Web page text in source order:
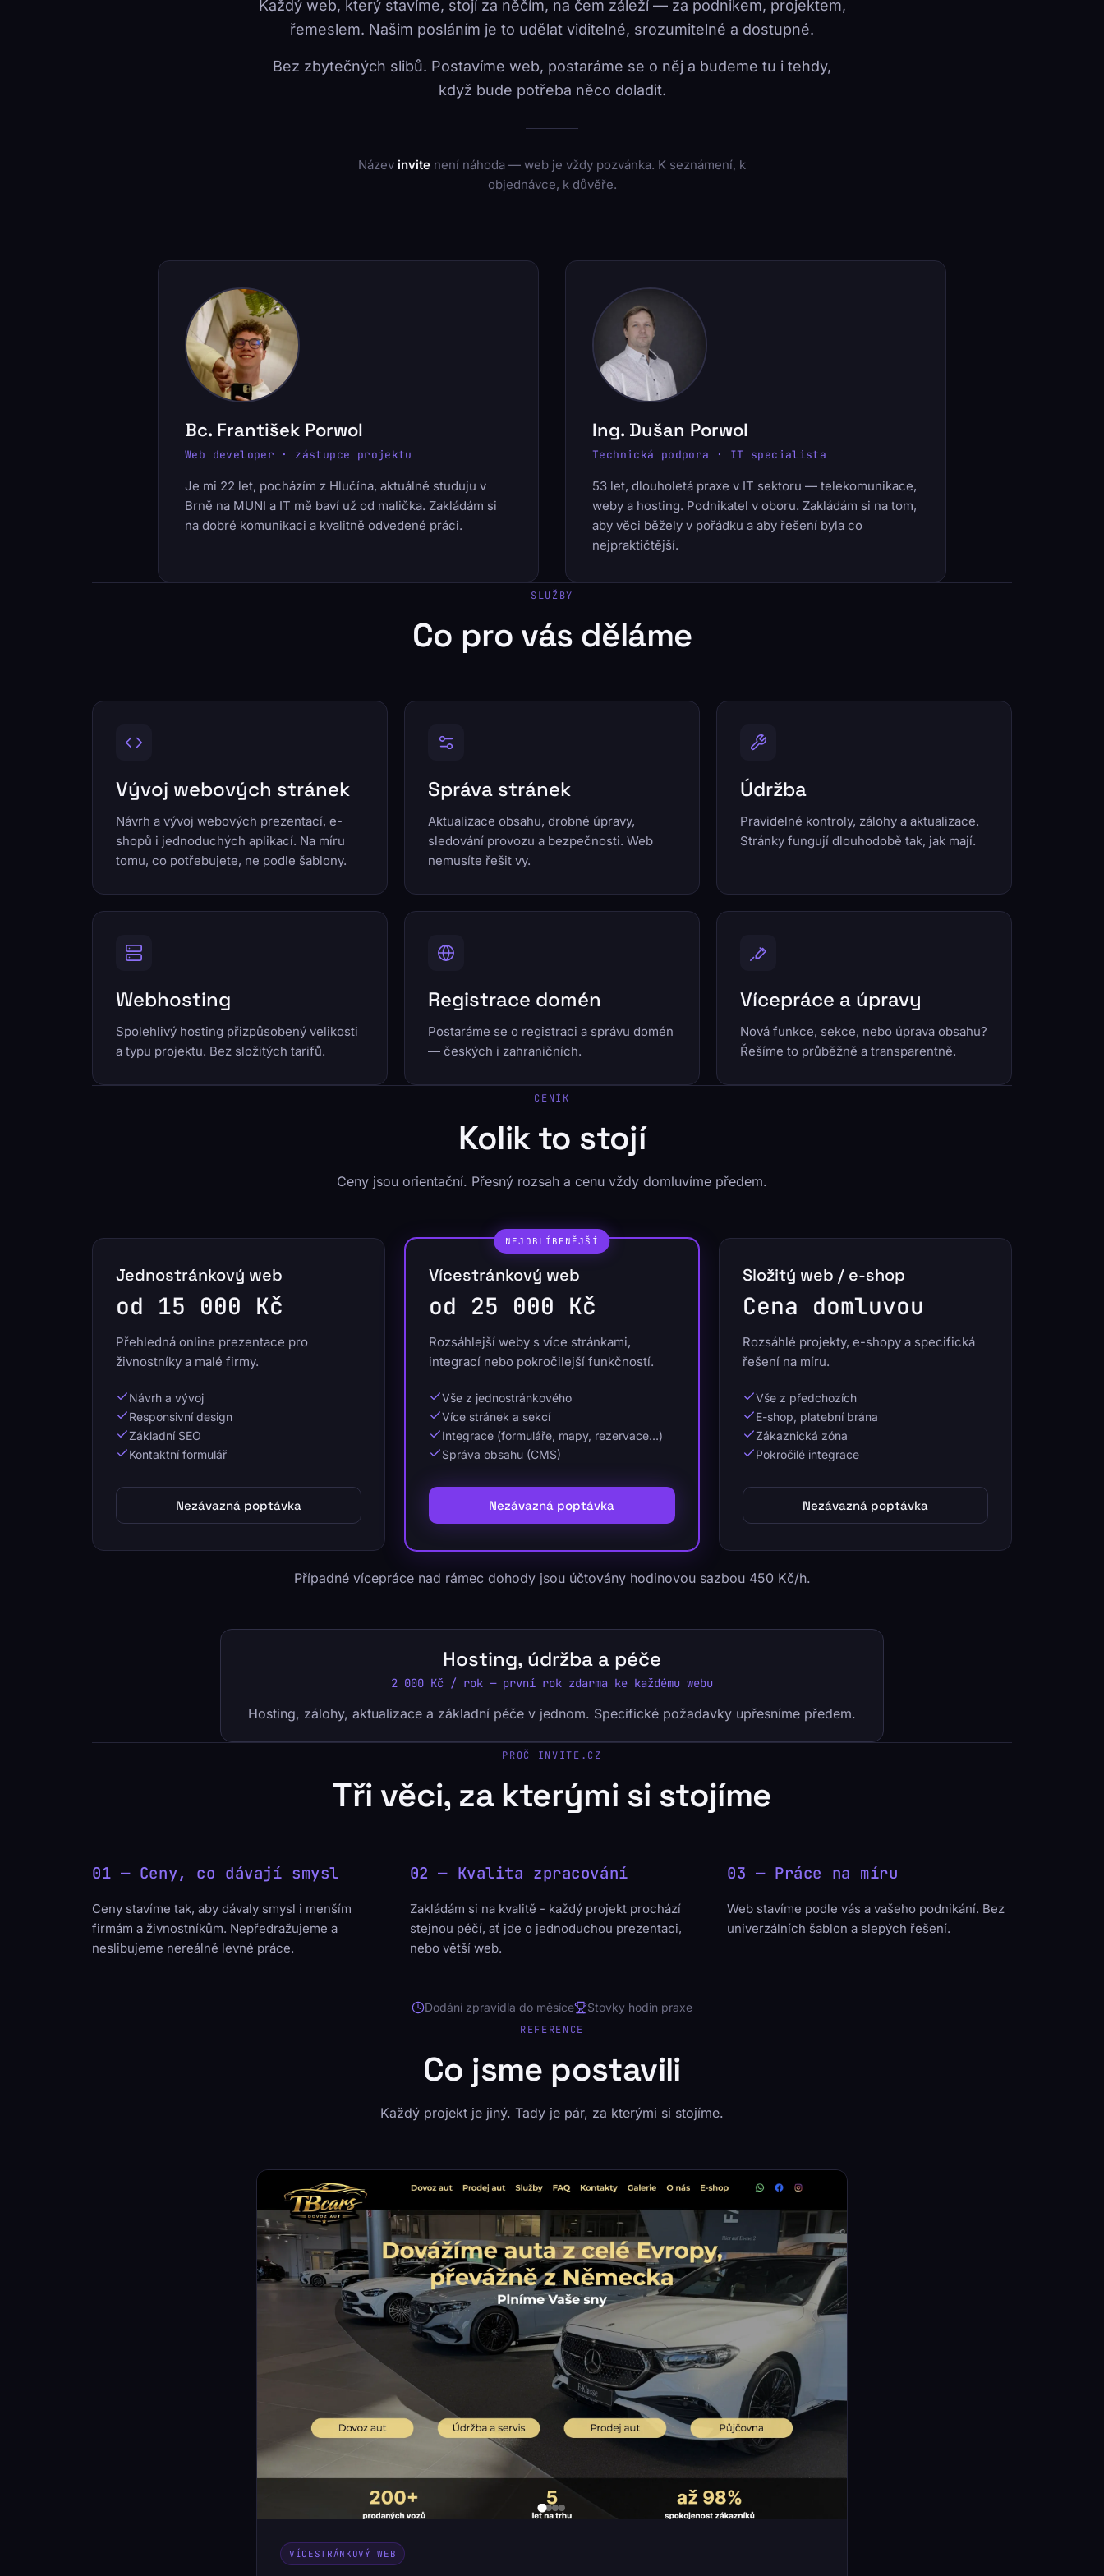
Každý web, který stavíme, stojí za něčím, na čem záleží — za podnikem, projektem,
řemeslem. Našim posláním je to udělat viditelné, srozumitelné a dostupné.
Bez zbytečných slibů. Postavíme web, postaráme se o něj a budeme tu i tehdy,
když bude potřeba něco doladit.
Název invite není náhoda — web je vždy pozvánka. K seznámení, k
objednávce, k důvěře.
Bc. František Porwol
Web developer · zástupce projektu
Je mi 22 let, pocházím z Hlučína, aktuálně studuju v
Brně na MUNI a IT mě baví už od malička. Zakládám si
na dobré komunikaci a kvalitně odvedené práci.
Ing. Dušan Porwol
Technická podpora · IT specialista
53 let, dlouholetá praxe v IT sektoru — telekomunikace,
weby a hosting. Podnikatel v oboru. Zakládám si na tom,
aby věci běžely v pořádku a aby řešení byla co
nejpraktičtější.
SLUŽBY
Co pro vás děláme
Vývoj webových stránek
Návrh a vývoj webových prezentací, e-
shopů i jednoduchých aplikací. Na míru
tomu, co potřebujete, ne podle šablony.
Správa stránek
Aktualizace obsahu, drobné úpravy,
sledování provozu a bezpečnosti. Web
nemusíte řešit vy.
Údržba
Pravidelné kontroly, zálohy a aktualizace.
Stránky fungují dlouhodobě tak, jak mají.
Webhosting
Spolehlivý hosting přizpůsobený velikosti
a typu projektu. Bez složitých tarifů.
Registrace domén
Postaráme se o registraci a správu domén
— českých i zahraničních.
Vícepráce a úpravy
Nová funkce, sekce, nebo úprava obsahu?
Řešíme to průběžně a transparentně.
CENÍK
Kolik to stojí
Ceny jsou orientační. Přesný rozsah a cenu vždy domluvíme předem.
Jednostránkový web
od 15 000 Kč
Přehledná online prezentace pro
živnostníky a malé firmy.
Návrh a vývoj
Responsivní design
Základní SEO
Kontaktní formulář
Nezávazná poptávka
NEJOBLÍBENĚJŠÍ
Vícestránkový web
od 25 000 Kč
Rozsáhlejší weby s více stránkami,
integrací nebo pokročilejší funkčností.
Vše z jednostránkového
Více stránek a sekcí
Integrace (formuláře, mapy, rezervace…)
Správa obsahu (CMS)
Nezávazná poptávka
Složitý web / e-shop
Cena domluvou
Rozsáhlé projekty, e-shopy a specifická
řešení na míru.
Vše z předchozích
E-shop, platební brána
Zákaznická zóna
Pokročilé integrace
Nezávazná poptávka
Případné vícepráce nad rámec dohody jsou účtovány hodinovou sazbou 450 Kč/h.
Hosting, údržba a péče
2 000 Kč / rok — první rok zdarma ke každému webu
Hosting, zálohy, aktualizace a základní péče v jednom. Specifické požadavky upřesníme předem.
PROČ INVITE.CZ
Tři věci, za kterými si stojíme
01 — Ceny, co dávají smysl
Ceny stavíme tak, aby dávaly smysl i menším
firmám a živnostníkům. Nepředražujeme a
neslibujeme nereálně levné práce.
02 — Kvalita zpracování
Zakládám si na kvalitě - každý projekt prochází
stejnou péčí, ať jde o jednoduchou prezentaci,
nebo větší web.
03 — Práce na míru
Web stavíme podle vás a vašeho podnikání. Bez
univerzálních šablon a slepých řešení.
Dodání zpravidla do měsíce Stovky hodin praxe
REFERENCE
Co jsme postavili
Každý projekt je jiný. Tady je pár, za kterými si stojíme.
VÍCESTRÁNKOVÝ WEB